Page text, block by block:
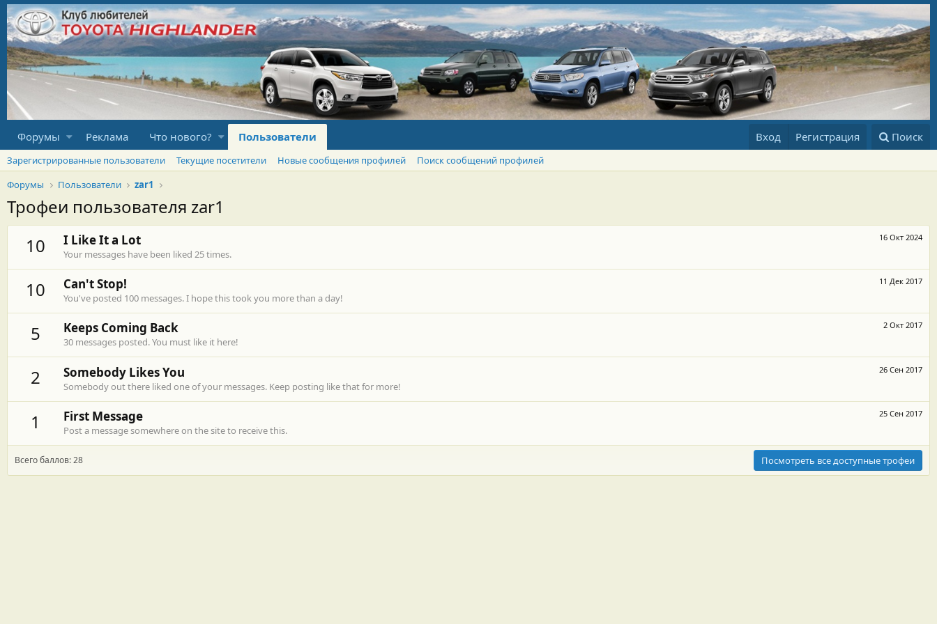
Форумы Реклама Что нового? Пользователи Вход Регистрация Поиск
Зарегистрированные пользователи Текущие посетители Новые сообщения профилей
Поиск сообщений профилей
Форумы
Пользователи zar1
Трофеи пользователя zar1
10
16 Окт 2024
I Like It a Lot
Your messages have been liked 25 times.
10 11 Дек 2017
Can't Stop!
You've posted 100 messages. I hope this took you more than a day!
5 2 Окт 2017
Keeps Coming Back
30 messages posted. You must like it here!
2 26 Сен 2017
Somebody Likes You
Somebody out there liked one of your messages. Keep posting like that for more!
1 25 Сен 2017
First Message
Post a message somewhere on the site to receive this.
Всего баллов: 28 Посмотреть все доступные трофеи